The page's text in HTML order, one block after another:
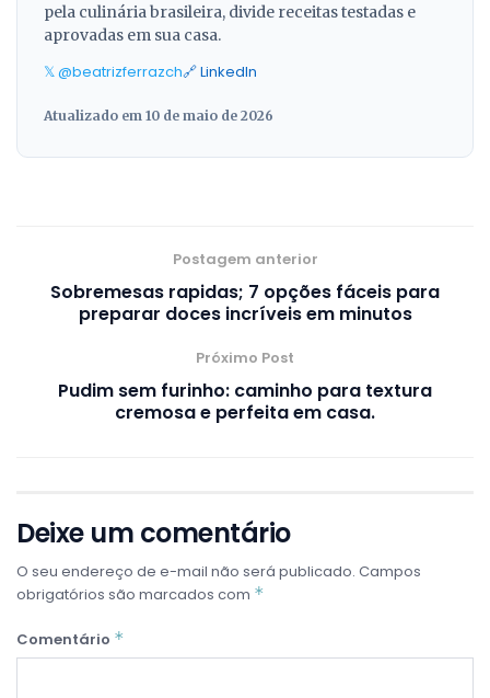
pela culinária brasileira, divide receitas testadas e
aprovadas em sua casa.
𝕏 @beatrizferrazch🔗 LinkedIn
Atualizado em 10 de maio de 2026
Postagem anterior
Sobremesas rapidas; 7 opções fáceis para
preparar doces incríveis em minutos
Próximo Post
Pudim sem furinho: caminho para textura
cremosa e perfeita em casa.
Deixe um comentário
O seu endereço de e-mail não será publicado. Campos
obrigatórios são marcados com *
Comentário *